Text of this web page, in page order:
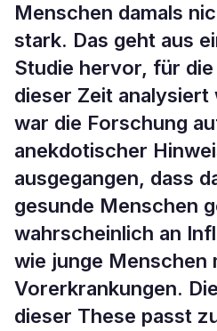
Menschen damals
stark. Das geht aus
Studie hervor, für
dieser Zeit
war die Forschung
anekdotischer
ausgegangen, dass
gesunde Menschen
wahrscheinlich an
wie junge Menschen
Vorerkrankungen.
dieser These passt